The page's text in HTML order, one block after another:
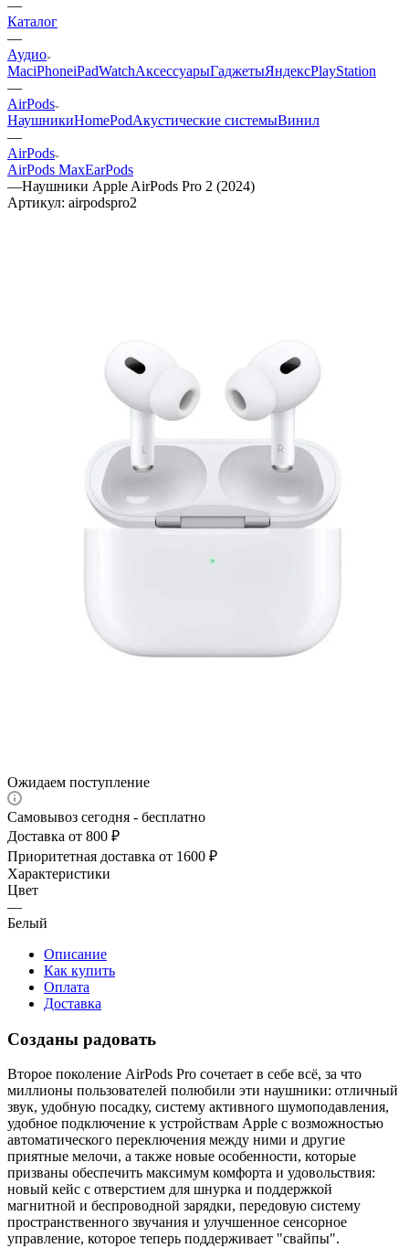
—
Каталог
—
Аудио
MaciPhoneiPadWatchАксессуарыГаджетыЯндексPlayStation
—
AirPods
НаушникиHomePodАкустические системыВинил
—
AirPods
AirPods MaxEarPods
—Наушники Apple AirPods Pro 2 (2024)
Артикул: airpodspro2
Ожидаем поступление
Самовывоз сегодня - бесплатно
Доставка от 800 ₽
Приоритетная доставка от 1600 ₽
Характеристики
Цвет
—
Белый
Описание
Как купить
Оплата
Доставка
Созданы радовать
Второе поколение AirPods Pro сочетает в себе всё, за что
миллионы пользователей полюбили эти наушники: отличный
звук, удобную посадку, систему активного шумоподавления,
удобное подключение к устройствам Apple с возможностью
автоматического переключения между ними и другие
приятные мелочи, а также новые особенности, которые
призваны обеспечить максимум комфорта и удовольствия:
новый кейс с отверстием для шнурка и поддержкой
магнитной и беспроводной зарядки, передовую систему
пространственного звучания и улучшенное сенсорное
управление, которое теперь поддерживает "свайпы".